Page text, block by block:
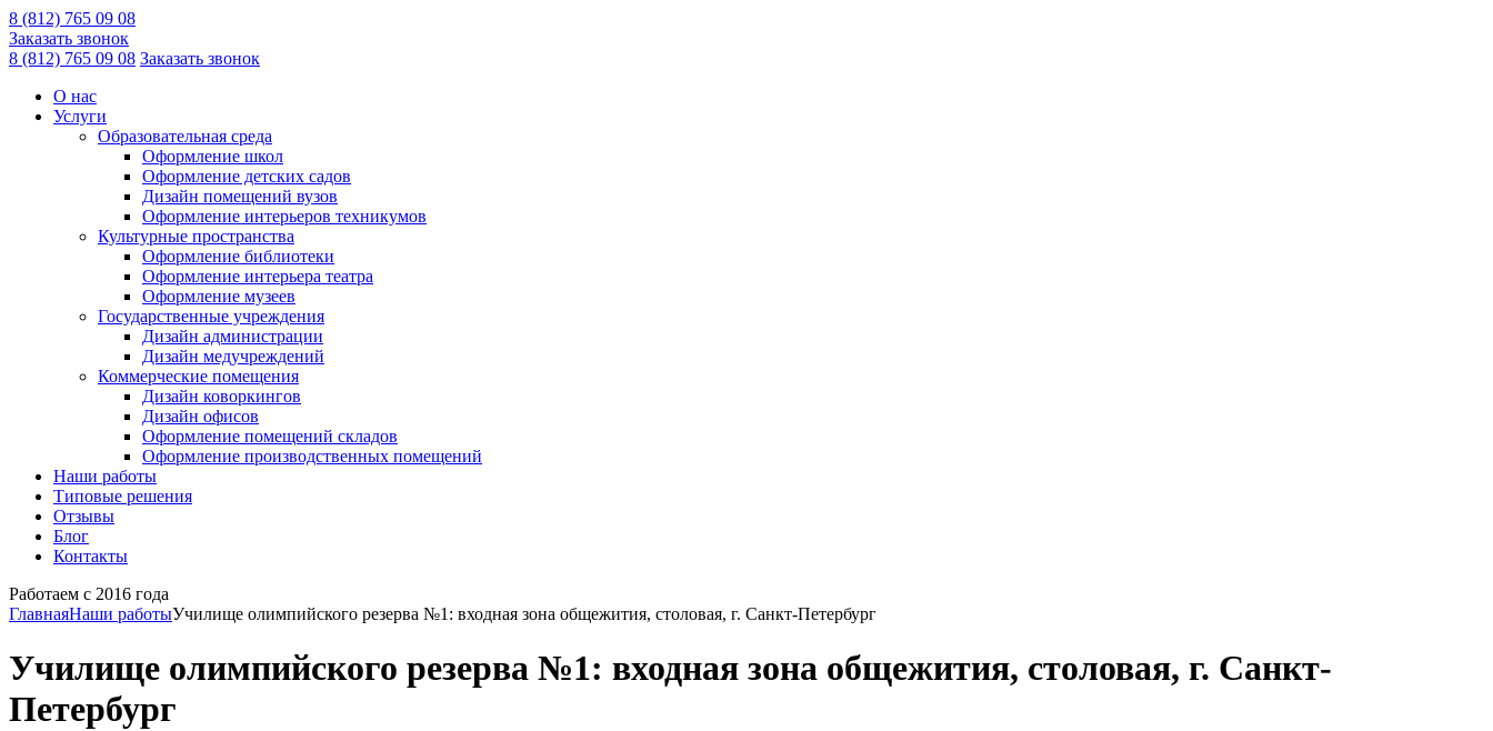
8 (812) 765 09 08
Заказать звонок
8 (812) 765 09 08 Заказать звонок
О нас
Услуги
Образовательная среда
Оформление школ
Оформление детских садов
Дизайн помещений вузов
Оформление интерьеров техникумов
Культурные пространства
Оформление библиотеки
Оформление интерьера театра
Оформление музеев
Государственные учреждения
Дизайн администрации
Дизайн медучреждений
Коммерческие помещения
Дизайн коворкингов
Дизайн офисов
Оформление помещений складов
Оформление производственных помещений
Наши работы
Типовые решения
Отзывы
Блог
Контакты
Работаем с 2016 года
ГлавнаяНаши работыУчилище олимпийского резерва №1: входная зона общежития, столовая, г. Санкт-Петербург
Училище олимпийского резерва №1: входная зона общежития, столовая, г. Санкт-
Петербург